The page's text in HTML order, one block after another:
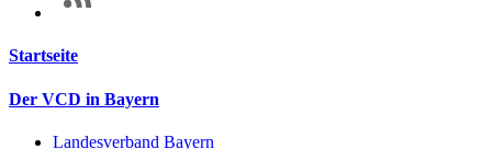
Startseite
Der VCD in Bayern
Landesverband Bayern